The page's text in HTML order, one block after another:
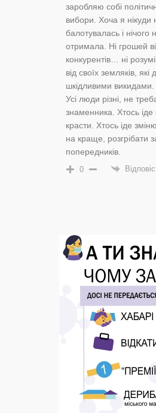
заробляю собі
вибори. Хоча я нікуди
балотувалась і нічого
отримала. Ні грошей
конкурентів… ні
від своїх земляків, які
шкідливими викидами.
Усі люди різні, не
знаменника. Хтось
красти. Хтось іде
на краще, розгрібати
попередників.
0